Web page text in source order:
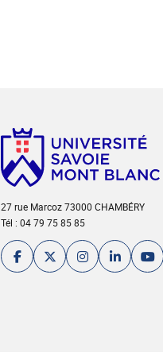
27 rue Marcoz 73000 CHAMBÉRY
Tél : 04 79 75 85 85